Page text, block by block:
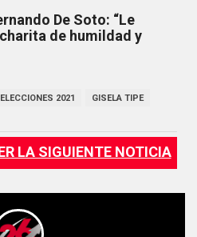
De Soto: “Le
de humildad y
ELECCIONES 2021
GISELA TIPE
LA SIGUIENTE NOTICIA